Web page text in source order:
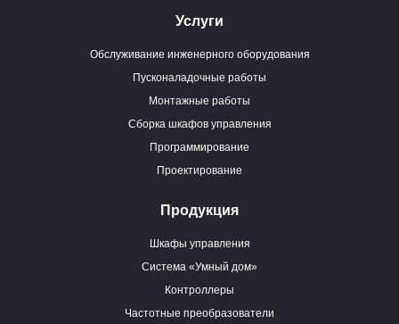
Услуги
Обслуживание инженерного оборудования
Пусконаладочные работы
Монтажные работы
Сборка шкафов управления
Программирование
Проектирование
Продукция
Шкафы управления
Система «Умный дом»
Контроллеры
Частотные преобразователи